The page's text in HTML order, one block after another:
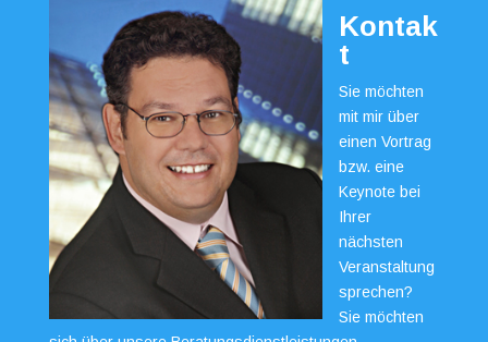
Kontak
t
Sie möchten
mit mir über
einen Vortrag
bzw. eine
Keynote bei
Ihrer
nächsten
Veranstaltung
sprechen?
Sie möchten